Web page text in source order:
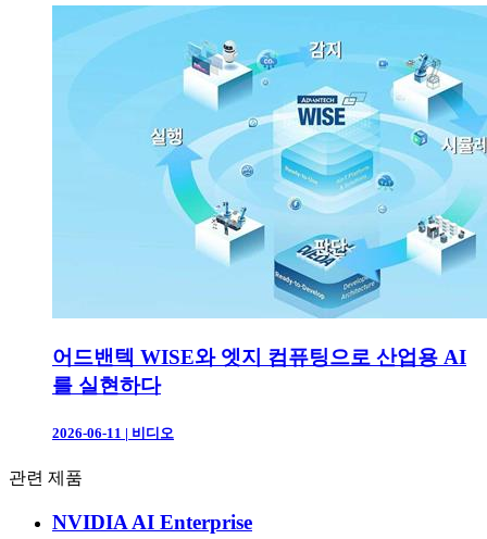
어드밴텍 WISE와 엣지 컴퓨팅으로 산업용 AI
를 실현하다
2026-06-11 | 비디오
관련 제품
NVIDIA AI Enterprise